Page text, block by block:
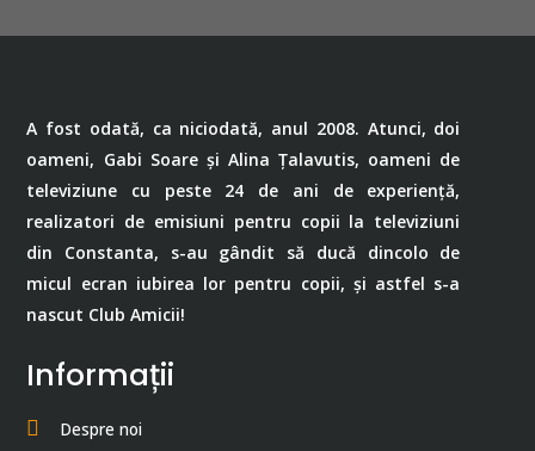
A fost odată, ca niciodată, anul 2008. Atunci, doi
oameni, Gabi Soare și Alina Țalavutis, oameni de
televiziune cu peste 24 de ani de experiență,
realizatori de emisiuni pentru copii la televiziuni
din Constanta, s-au gândit să ducă dincolo de
micul ecran iubirea lor pentru copii, și astfel s-a
nascut Club Amicii!
Informații
Despre noi